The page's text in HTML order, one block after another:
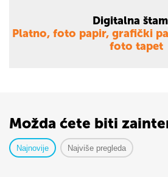
Digitalna
Platno, foto papir, grafički
foto tapet
Možda ćete biti
Najnovije Najviše pregleda